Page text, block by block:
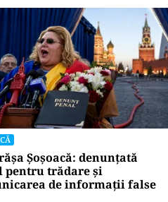
Șoșoacă: denunțată
pentru trădare și
de informații false